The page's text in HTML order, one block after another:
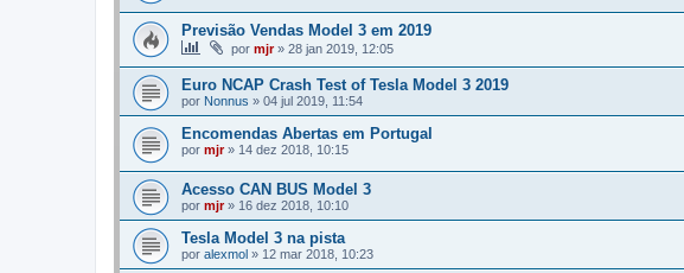
Previsão Vendas Model 3 em 2019
por mjr» 28 jan 2019, 12:05
Euro NCAP Crash Test of Tesla Model 3 2019
por Nonnus » 04 jul 2019, 11:54
Encomendas Abertas em Portugal
por mjr» 14 dez 2018, 10:15
Acesso CAN BUS Model 3
por mjr» 16 dez 2018, 10:10
Tesla Model 3 na pista
por alexmol » 12 mar 2018, 10:23